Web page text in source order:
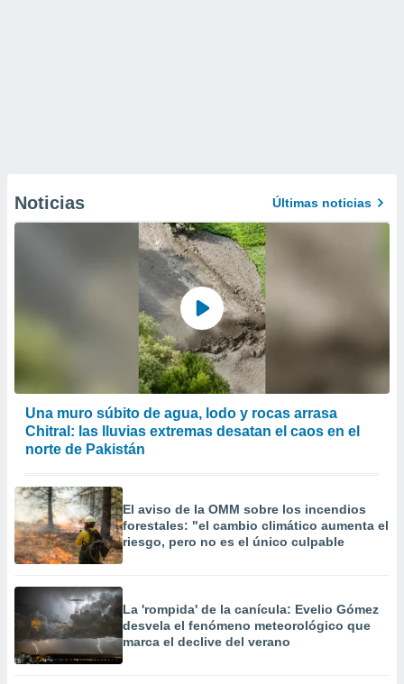
Noticias Últimas noticias
Una muro súbito de agua, lodo y rocas arrasa
Chitral: las lluvias extremas desatan el caos en el
norte de Pakistán
El aviso de la OMM sobre los incendios
forestales: "el cambio climático aumenta el
riesgo, pero no es el único culpable
La 'rompida' de la canícula: Evelio Gómez
desvela el fenómeno meteorológico que
marca el declive del verano